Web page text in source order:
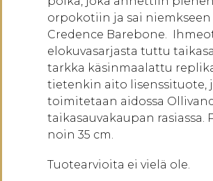
orpokotiin ja sai niemkseen
Credence Barebone.
elokuvasarjasta tuttu
tarkka käsinmaalattu
tietenkin aito lisenssituote,
toimitetaan aidossa
taikasauvakaupan rasiassa.
noin 35 cm.
Tuotearvioita ei vielä ole.